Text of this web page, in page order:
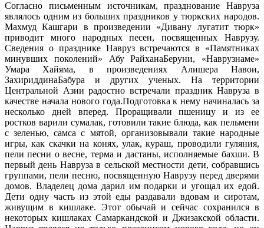
Согласно письменным источникам, празднование Навруза
являлось одним из больших праздников у тюркских народов.
Махмуд Кашгари в произведении «Дивану лугатит тюрк»
приводит много народных песен, посвященных Наврузу.
Сведения о празднике Навруз встречаются в «Памятниках
минувших поколений» Абу РайханаБеруни, «Наврузнаме»
Умара Хайяма, в произведениях Алишера Навои,
ЗахириддинаБабура и других ученых. На территории
Центральной Азии радостно встречали праздник Навруза в
качестве начала нового года.Подготовка к нему начиналась за
несколько дней вперед. Проращивали пшеницу и из ее
ростков варили сумалак, готовили такие блюда, как пельмени
с зеленью, самса с мятой, организовывали такие народные
игры, как скачки на конях, улак, кураш, проводили гуляния,
пели песни о весне, терма и дастаны, исполняемые бахши. В
первый день Навруза в сельской местности дети, собравшись
группами, пели песню, посвященную Наврузу перед дверями
домов. Владелец дома дарил им подарки и угощал их едой.
Дети одну часть из этой еды раздавали вдовам и сиротам,
живущим в кишлаке. Этот обычай и сейчас сохранился в
некоторых кишлаках Самаркандской и Джизакской области.